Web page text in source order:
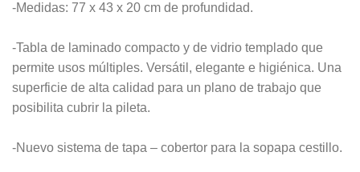
-Medidas: 77 x 43 x 20 cm de profundidad.
-Tabla de laminado compacto y de vidrio templado que
permite usos múltiples. Versátil, elegante e higiénica. Una
superficie de alta calidad para un plano de trabajo que
posibilita cubrir la pileta.
-Nuevo sistema de tapa – cobertor para la sopapa cestillo.